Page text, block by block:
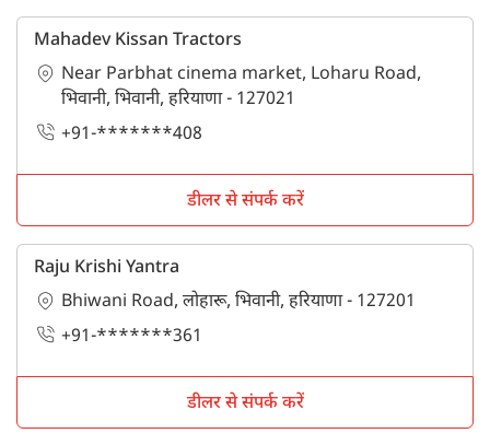
Mahadev Kissan Tractors
Near Parbhat cinema market, Loharu Road,
भिवानी, भिवानी, हरियाणा - 127021
+91-*******408
डीलर से संपर्क करें
Raju Krishi Yantra
Bhiwani Road, लोहारू, भिवानी, हरियाणा - 127201
+91-*******361
डीलर से संपर्क करें